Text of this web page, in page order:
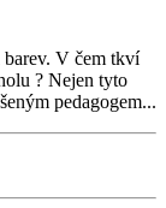
barev. V čem tkví
? Nejen tyto
pedagogem...